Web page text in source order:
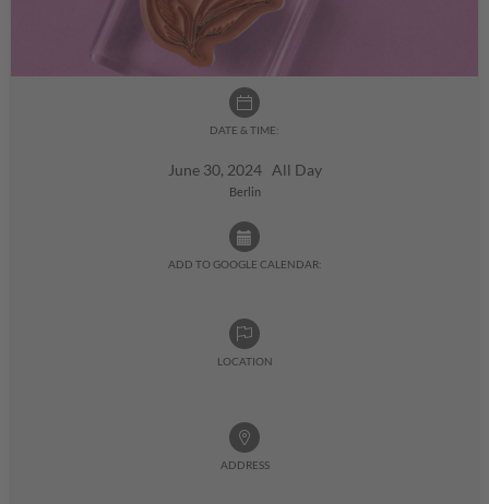
DATE & TIME:
June 30, 2024 All Day
Berlin
ADD TO GOOGLE CALENDAR:
LOCATION
ADDRESS